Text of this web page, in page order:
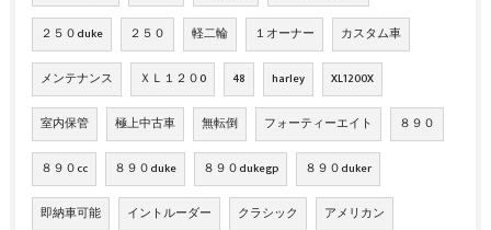
２５０duke ２５０ 軽二輪 １オーナー カスタム車
メンテナンス ＸＬ１２０0 48 harley XL1200X
室内保管 極上中古車 無転倒 フォーティーエイト ８９０
８９０cc ８９０duke ８９０dukegp ８９０duker
即納車可能 イントルーダー クラシック アメリカン